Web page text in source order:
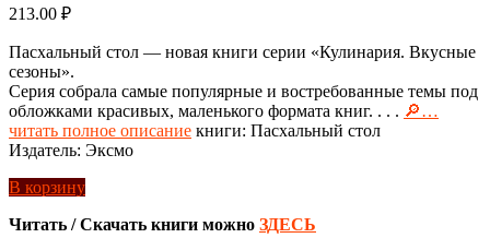
213.00 ₽
Пасхальный стол — новая книги серии «Кулинария. Вкусные
сезоны».
Серия собрала самые популярные и востребованные темы под
обложками красивых, маленького формата книг. . . . 🔎…
читать полное описание книги: Пасхальный стол
Издатель: Эксмо
В корзину
Читать / Скачать книги можно ЗДЕСЬ